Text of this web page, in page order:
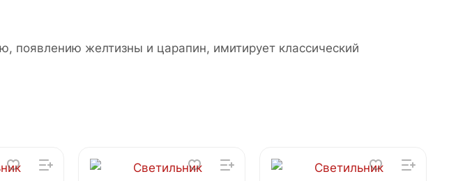
появлению желтизны и царапин, имитирует классический